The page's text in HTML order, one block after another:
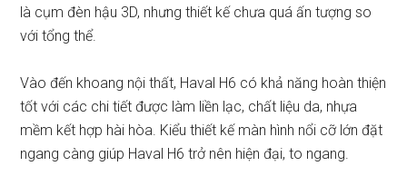
là cụm đèn hậu 3D, nhưng thiết kế chưa quá ấn tượng so
với tổng thể.
Vào đến khoang nội thất, Haval H6 có khả năng hoàn thiện
tốt với các chi tiết được làm liền lạc, chất liệu da, nhựa
mềm kết hợp hài hòa. Kiểu thiết kế màn hình nổi cỡ lớn đặt
ngang càng giúp Haval H6 trở nên hiện đại, to ngang.